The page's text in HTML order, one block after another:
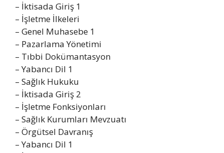
– İktisada Giriş 1
– İşletme İlkeleri
– Genel Muhasebe 1
– Pazarlama Yönetimi
– Tıbbi Dokümantasyon
– Yabancı Dil 1
– Sağlık Hukuku
– İktisada Giriş 2
– İşletme Fonksiyonları
– Sağlık Kurumları Mevzuatı
– Örgütsel Davranış
– Yabancı Dil 1